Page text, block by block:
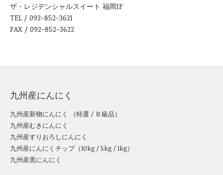
ザ・レジデンシャルスイート 福岡1F
TEL / 092-852-3621
FAX / 092-852-3622
九州産にんにく
九州産新物にんにく （特選 / Ｂ級品）
九州産むきにんにく
九州産すりおろしにんにく
九州産にんにくチップ（10kg /5kg /1kg）
九州産黒にんにく